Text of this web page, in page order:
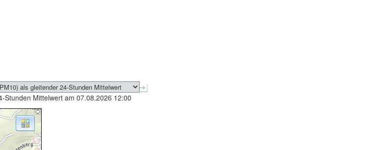
Stunden Mittelwert am 07.08.2026 12:00